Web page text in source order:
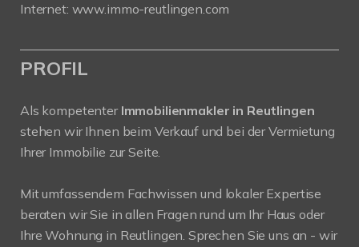
Internet: www.immo-reutlingen.com
PROFIL
Als kompetenter Immobilienmakler in Reutlingen
stehen wir Ihnen beim Verkauf und bei der Vermietung
Ihrer Immobilie zur Seite.
Mit umfassendem Fachwissen und lokaler Expertise
beraten wir Sie in allen Fragen rund um Ihr Haus oder
Ihre Wohnung in Reutlingen. Sprechen Sie uns an - wir